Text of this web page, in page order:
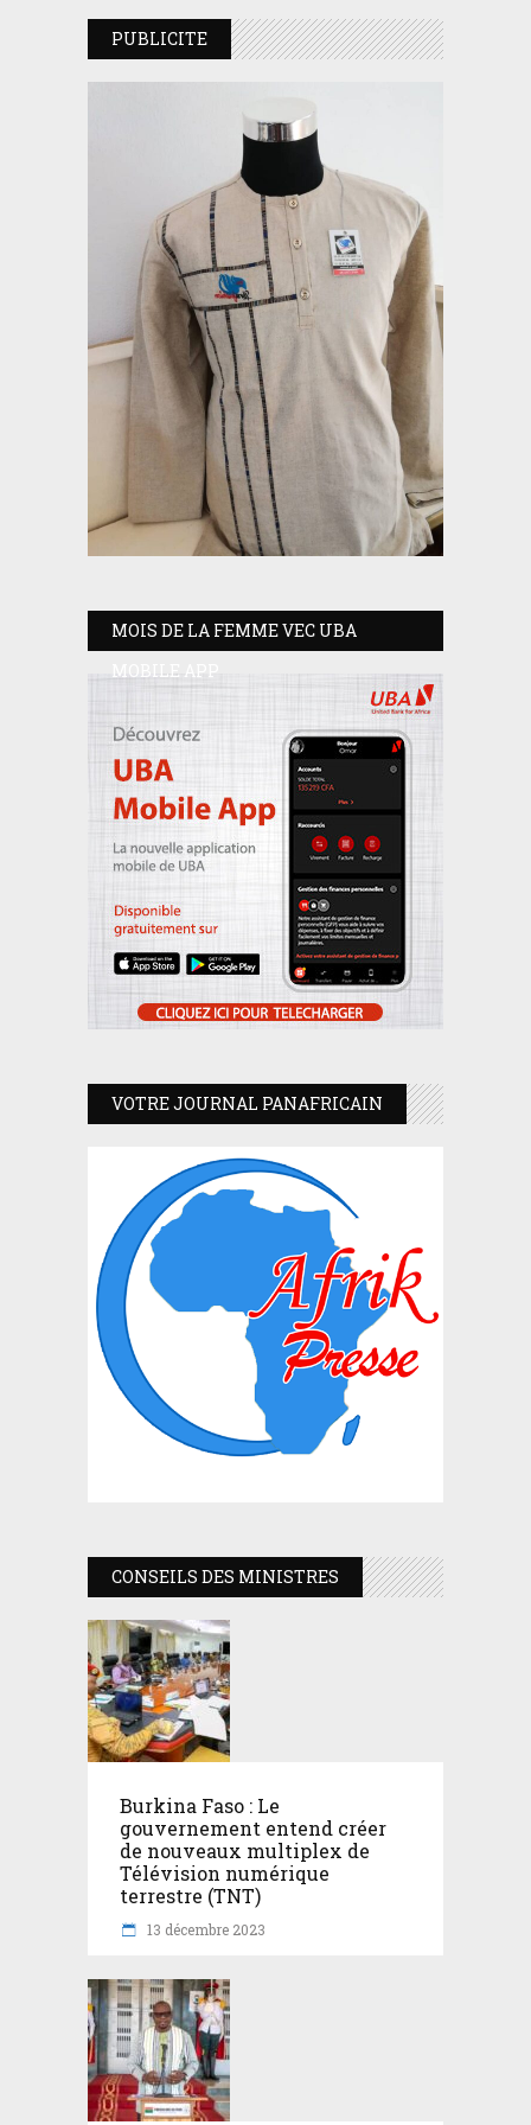
PUBLICITE
MOIS DE LA FEMME VEC UBA
MOBILE APP
VOTRE JOURNAL PANAFRICAIN
CONSEILS DES MINISTRES
Burkina Faso : Le
gouvernement entend créer
de nouveaux multiplex de
Télévision numérique
terrestre (TNT)
13 décembre 2023